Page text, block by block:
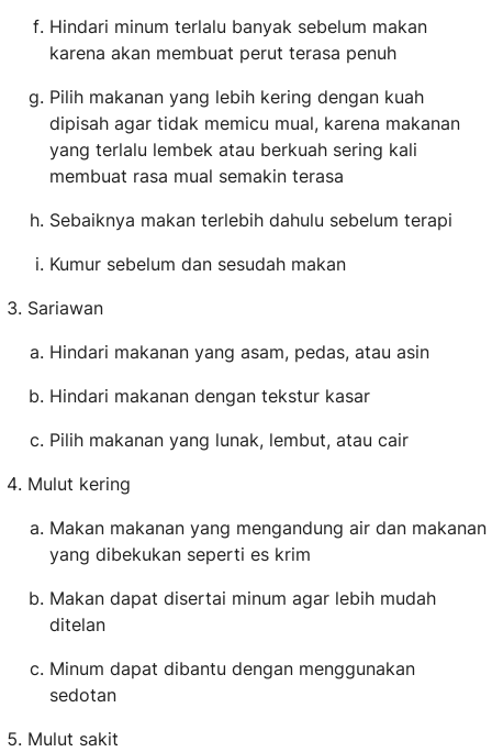
Hindari minum terlalu banyak sebelum makan
karena akan membuat perut terasa penuh
Pilih makanan yang lebih kering dengan kuah
dipisah agar tidak memicu mual, karena makanan
yang terlalu lembek atau berkuah sering kali
membuat rasa mual semakin terasa
Sebaiknya makan terlebih dahulu sebelum terapi
Kumur sebelum dan sesudah makan
Sariawan
Hindari makanan yang asam, pedas, atau asin
Hindari makanan dengan tekstur kasar
Pilih makanan yang lunak, lembut, atau cair
Mulut kering
Makan makanan yang mengandung air dan makanan
yang dibekukan seperti es krim
Makan dapat disertai minum agar lebih mudah
ditelan
Minum dapat dibantu dengan menggunakan
sedotan
Mulut sakit